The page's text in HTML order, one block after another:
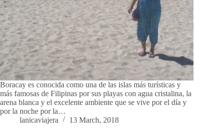
Boracay es conocida como una de las islas más turísticas y
más famosas de Filipinas por sus playas con agua cristalina, la
arena blanca y el excelente ambiente que se vive por el día y
por la noche por la…
lanicaviajera
13 March, 2018